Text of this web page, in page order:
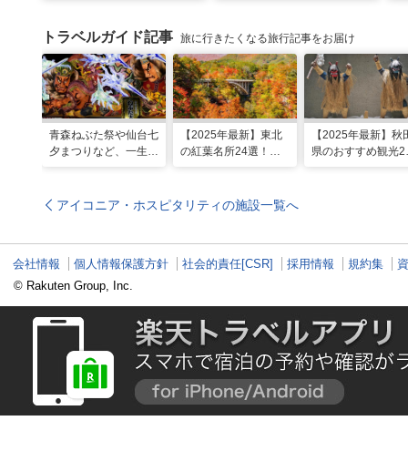
トラベルガイド記事 旅に行きたくなる旅行記事をお届け
青森ねぶた祭や仙台七
夕まつりなど、一生に
【2025年最新】東北
の紅葉名所24選！見
【2025年最新】秋
県のおすすめ観光
アイコニア・ホスピタリティの施設一覧へ
会社情報 個人情報保護方針 社会的責任[CSR] 採用情報 規約集
© Rakuten Group, Inc.